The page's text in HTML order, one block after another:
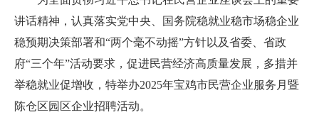
讲话精神，认真落实党中央、国务院稳就业稳市场稳企业
稳预期决策部署和“两个毫不动摇”方针以及省委、省政
府“三个年”活动要求，促进民营经济高质量发展，多措并
举稳就业促增收，特举办2025年宝鸡市民营企业服务月暨
陈仓区园区企业招聘活动。